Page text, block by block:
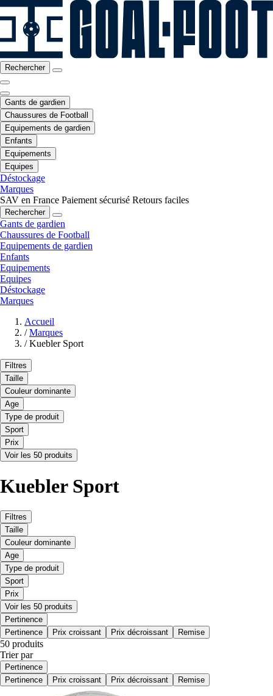
Rechercher
Gants de gardien
Chaussures de Football
Equipements de gardien
Enfants
Equipements
Equipes
Déstockage
Marques
SAV en France Paiement sécurisé Retours faciles
Rechercher
Gants de gardien
Chaussures de Football
Equipements de gardien
Enfants
Equipements
Equipes
Déstockage
Marques
Accueil
/ Marques
/ Kuebler Sport
Filtres
Taille
Couleur dominante
Age
Type de produit
Sport
Prix
Voir les 50 produits
Kuebler Sport
Filtres
Taille
Couleur dominante
Age
Type de produit
Sport
Prix
Voir les 50 produits
Pertinence
Pertinence
Prix croissant Prix décroissant Remise
50 produits
Trier par
Pertinence
Pertinence
Prix croissant Prix décroissant Remise